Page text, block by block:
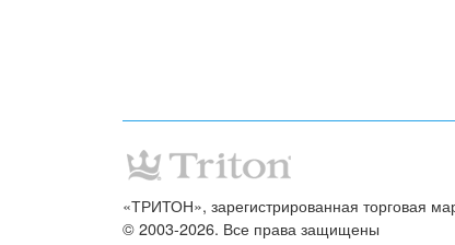
«ТРИТОН», зарегистрированная торговая
© 2003-2026. Все права защищены